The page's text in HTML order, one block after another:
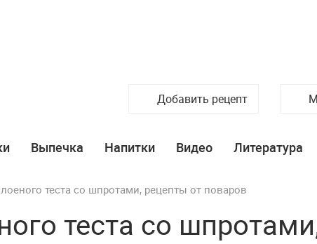
Добавить рецепт
Выпечка Напитки Видео Литература
теста со шпротами, рецепты от поваров
теста со